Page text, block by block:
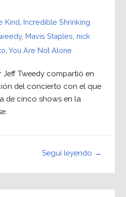
Kind Incredible Shrinking
, Mavis Staples nick
You Are Not Alone
Tweedy compartió en
del concierto con el que
de cinco shows en la
Seguí leyendo →